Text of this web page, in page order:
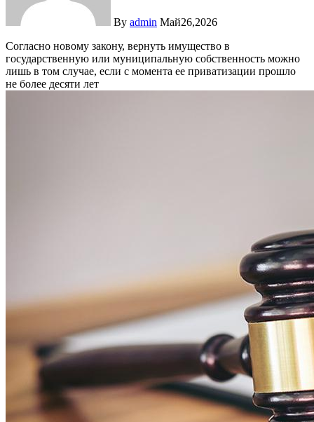
By admin Май26,2026
Согласно новому закону, вернуть имущество в
государственную или муниципальную собственность можно
лишь в том случае, если с момента ее приватизации прошло
не более десяти лет